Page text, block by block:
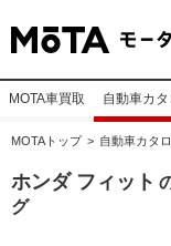
MOTA車買取 自動車カ
MOTAトップ 自動車カタ
ホンダ フィット
グ